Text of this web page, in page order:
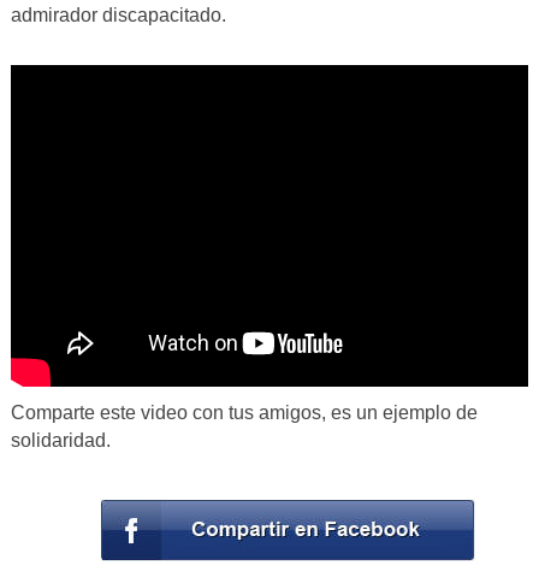
admirador discapacitado.
Comparte este video con tus amigos, es un ejemplo de
solidaridad.